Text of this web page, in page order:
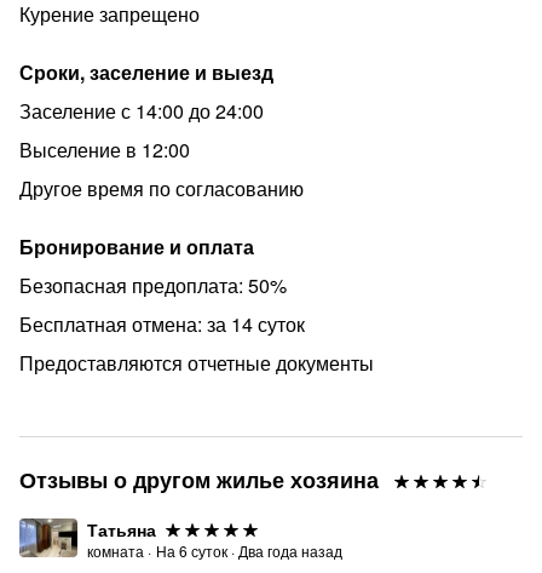
Курение запрещено
Сроки, заселение и выезд
Заселение с 14:00 до 24:00
Выселение в 12:00
Другое время по согласованию
Бронирование и оплата
Безопасная предоплата: 50%
Бесплатная отмена: за 14 суток
Предоставляются отчетные документы
Отзывы о другом жилье хозяина
Татьяна
комната · На 6 суток · Два года назад